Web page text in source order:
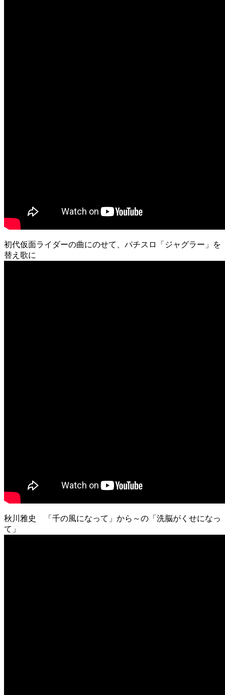
初代仮面ライダーの曲にのせて、パチスロ「ジャグラー」を
替え歌に
秋川雅史 「千の風になって」から～の「洗脳がくせになっ
て」